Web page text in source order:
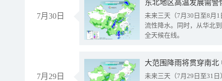
7月30日
东北地区高温发展需
未来三天（7月30日至8月
流性降水。同时，从华北
全天候在线。
7月29日
大范围降雨将贯穿南
未来三天（7月29日至31